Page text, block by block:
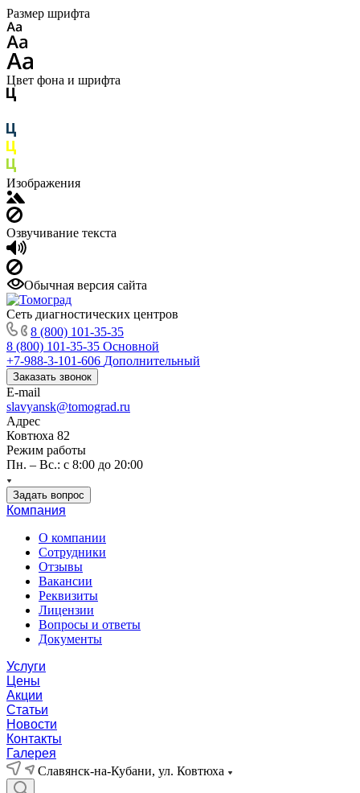
Размер шрифта
Цвет фона и шрифта
Изображения
Озвучивание текста
Обычная версия сайта
Сеть диагностических центров
8 (800) 101-35-35
8 (800) 101-35-35 Основной
+7-988-3-101-606 Дополнительный
Заказать звонок
E-mail
slavyansk@tomograd.ru
Адрес
Ковтюха 82
Режим работы
Пн. – Вс.: с 8:00 до 20:00
Задать вопрос
Компания
О компании
Сотрудники
Отзывы
Вакансии
Реквизиты
Лицензии
Вопросы и ответы
Документы
Услуги
Цены
Акции
Статьи
Новости
Контакты
Галерея
Славянск-на-Кубани, ул. Ковтюха